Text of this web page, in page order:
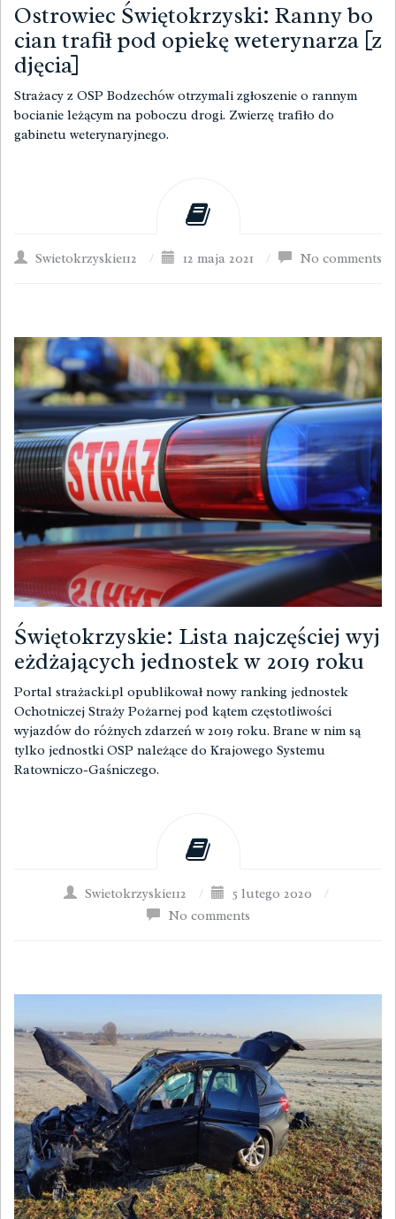
Ostrowiec Świętokrzyski: Ranny bo
cian trafił pod opiekę weterynarza [z
djęcia]
Strażacy z OSP Bodzechów otrzymali zgłoszenie o rannym
bocianie leżącym na poboczu drogi. Zwierzę trafiło do
gabinetu weterynaryjnego.
Swietokrzyskie112 / 12 maja 2021 / No comments
Świętokrzyskie: Lista najczęściej wyj
eżdżających jednostek w 2019 roku
Portal strażacki.pl opublikował nowy ranking jednostek
Ochotniczej Straży Pożarnej pod kątem częstotliwości
wyjazdów do różnych zdarzeń w 2019 roku. Brane w nim są
tylko jednostki OSP należące do Krajowego Systemu
Ratowniczo-Gaśniczego.
Swietokrzyskie112 / 5 lutego 2020
/
No comments